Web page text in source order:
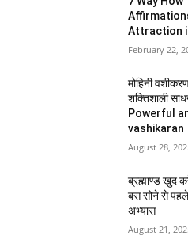
Attraction
February 22,
मोहिनी
शक्तिशाली
Powerful
vashikaran
August 28,
ब्रह्माण्ड खुद
बस सोने से पहले
अभ्यास
August 21,